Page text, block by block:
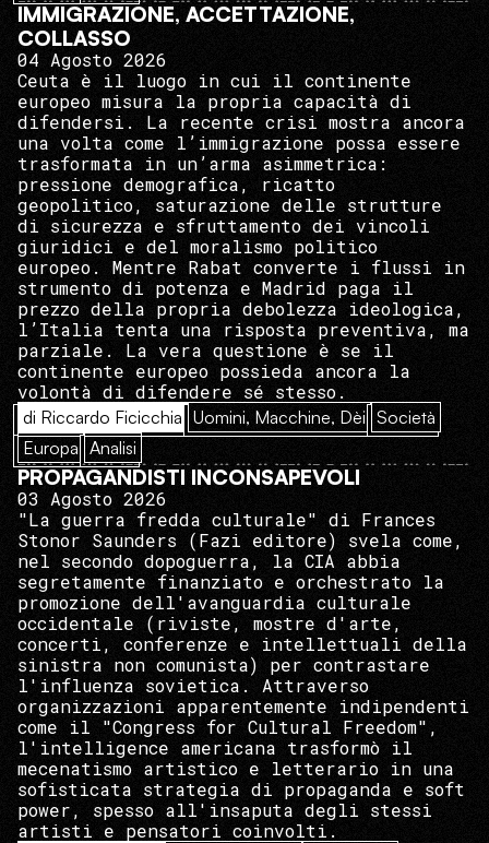
IMMIGRAZIONE, ACCETTAZIONE,
COLLASSO
04 Agosto 2026
Ceuta è il luogo in cui il continente
europeo misura la propria capacità di
difendersi. La recente crisi mostra ancora
una volta come l’immigrazione possa essere
trasformata in un’arma asimmetrica:
pressione demografica, ricatto
geopolitico, saturazione delle strutture
di sicurezza e sfruttamento dei vincoli
giuridici e del moralismo politico
europeo. Mentre Rabat converte i flussi in
strumento di potenza e Madrid paga il
prezzo della propria debolezza ideologica,
l’Italia tenta una risposta preventiva, ma
parziale. La vera questione è se il
continente europeo possieda ancora la
volontà di difendere sé stesso.
di Riccardo Ficicchia Uomini, Macchine, Dèi Società
Europa Analisi
PROPAGANDISTI INCONSAPEVOLI
03 Agosto 2026
"La guerra fredda culturale" di Frances
Stonor Saunders (Fazi editore) svela come,
nel secondo dopoguerra, la CIA abbia
segretamente finanziato e orchestrato la
promozione dell'avanguardia culturale
occidentale (riviste, mostre d'arte,
concerti, conferenze e intellettuali della
sinistra non comunista) per contrastare
l'influenza sovietica. Attraverso
organizzazioni apparentemente indipendenti
come il "Congress for Cultural Freedom",
l'intelligence americana trasformò il
mecenatismo artistico e letterario in una
sofisticata strategia di propaganda e soft
power, spesso all'insaputa degli stessi
artisti e pensatori coinvolti.